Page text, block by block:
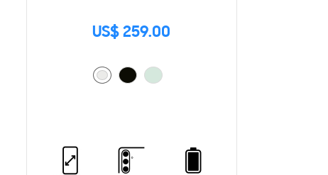
US$ 259.00